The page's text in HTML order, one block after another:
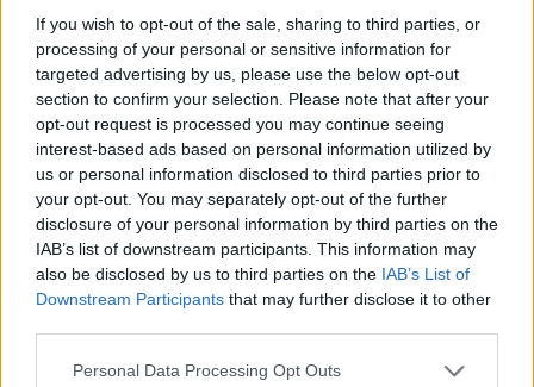
If you wish to opt-out of the sale, sharing to third parties, or
processing of your personal or sensitive information for
targeted advertising by us, please use the below opt-out
section to confirm your selection. Please note that after your
opt-out request is processed you may continue seeing
interest-based ads based on personal information utilized by
us or personal information disclosed to third parties prior to
your opt-out. You may separately opt-out of the further
disclosure of your personal information by third parties on the
IAB’s list of downstream participants. This information may
also be disclosed by us to third parties on the IAB’s List of
Downstream Participants that may further disclose it to other
Personal Data Processing Opt Outs
επισήμων», που προκαλεί ως σύμβολο εξουσίας. Οι
εκπρόσωποι των Αρχών μπορούν να παραστούν και
να παρακολουθήσουν την παρέλαση στο ίδιο σημείο,
αλλά κάτω στον δρόμο, πίσω από τα σχοινιά και
δίπλα στο πλήθος των συμπολιτών μας, στους
αναπήρους πολέμου, στον παππού, στη γιαγιά, στον
νέο, στη νέα, στους βιοπαλαιστές γονείς που
έρχονται να καμαρώσουν τα παιδιά τους, την ελπίδα
και την απαντοχή της χειμαζόμενης κοινωνίας μας.
Εξάλλου, η τιμή δεν αποδίδεται στους «επισήμους»
αλλά στους Κολοκοτρωναίους, στους Διάκους, στους